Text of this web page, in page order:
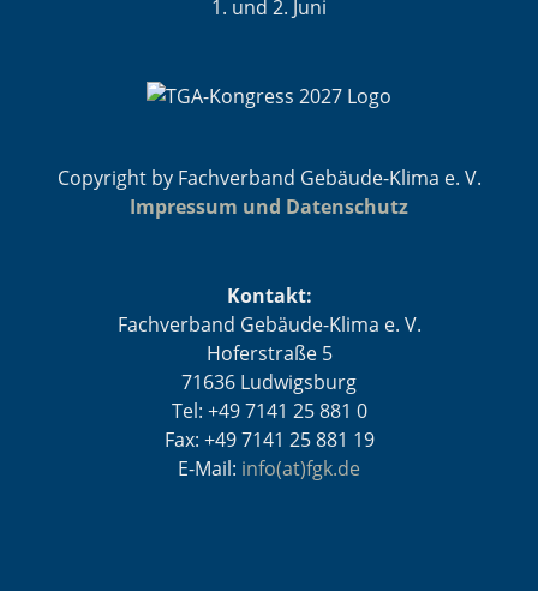
1. und 2. Juni
Copyright by Fachverband Gebäude-Klima e. V.
Impressum und Datenschutz
Kontakt:
Fachverband Gebäude-Klima e. V.
Hoferstraße 5
71636 Ludwigsburg
Tel: +49 7141 25 881 0
Fax: +49 7141 25 881 19
E-Mail: info(at)fgk.de